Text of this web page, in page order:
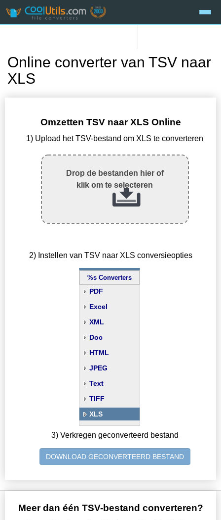
Online converter van TSV naar
XLS
Omzetten TSV naar XLS Online
1) Upload het TSV-bestand om XLS te converteren
Drop de bestanden hier of
klik om te selecteren
2) Instellen van TSV naar XLS conversieopties
%s Converters
PDF
Excel
XML
Doc
HTML
JPEG
Text
TIFF
XLS
3) Verkregen geconverteerd bestand
DOWNLOAD GECONVERTEERD BESTAND
Meer dan één TSV-bestand converteren?